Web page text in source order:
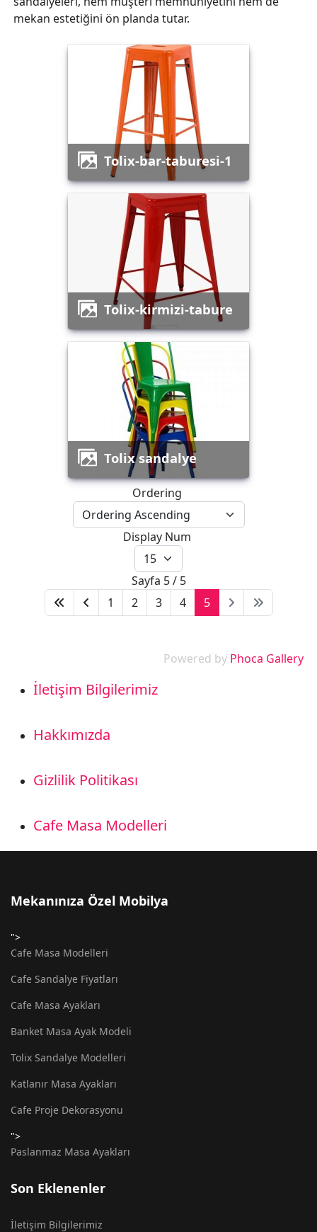
mekan estetiğini ön planda tutar.
tolix-bar-taburesi-1
tolix-kirmizi-tabure
tolix sandalye
Ordering
Display Num
Sayfa 5 / 5
1
2 3 4 5
Powered by Phoca Gallery
İletişim Bilgilerimiz
Hakkımızda
Gizlilik Politikası
Cafe Masa Modelleri
Mekanınıza Özel Mobilya
">
Cafe Masa Modelleri
Cafe Sandalye Fiyatları
Cafe Masa Ayakları
Banket Masa Ayak Modeli
Tolix Sandalye Modelleri
Katlanır Masa Ayakları
Cafe Proje Dekorasyonu
">
Paslanmaz Masa Ayakları
Son Eklenenler
İletişim Bilgilerimiz